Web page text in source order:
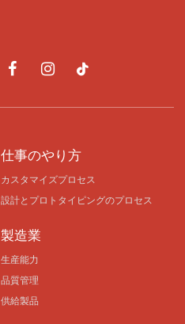
仕事のやり方
カスタマイズプロセス
設計とプロトタイピングのプロセス
製造業
生産能力
品質管理
供給製品